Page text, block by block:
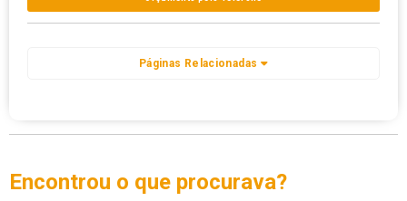
Páginas Relacionadas
Encontrou o que procurava?